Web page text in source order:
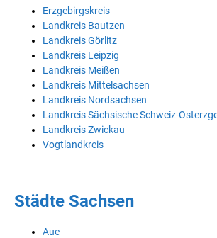
Erzgebirgskreis
Landkreis Bautzen
Landkreis Görlitz
Landkreis Leipzig
Landkreis Meißen
Landkreis Mittelsachsen
Landkreis Nordsachsen
Landkreis Sächsische Schweiz-
Landkreis Zwickau
Vogtlandkreis
Städte Sachsen
Aue